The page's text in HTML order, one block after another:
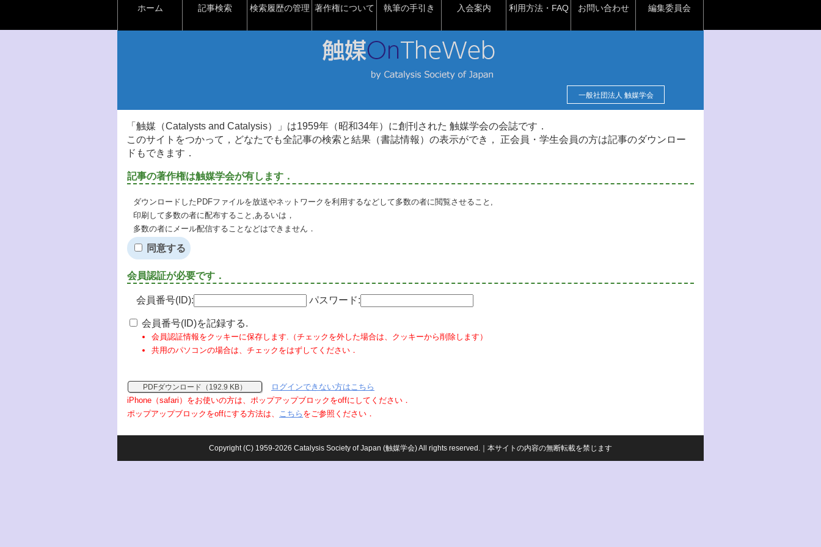
ホーム 記事検索 検索履歴の管理 著作権について 執筆の手引き 入会案内 利用方法・FAQ お問い合わせ 編集委員会
一般社団法人 触媒学会
「触媒（Catalysts and Catalysis）」は1959年（昭和34年）に創刊された 触媒学会の会誌です．
このサイトをつかって，どなたでも全記事の検索と結果（書誌情報）の表示ができ， 正会員・学生会員の方は記事のダウンロー
ドもできます．
記事の著作権は触媒学会が有します．
ダウンロードしたPDFファイルを放送やネットワークを利用するなどして多数の者に閲覧させること,
印刷して多数の者に配布すること,あるいは，
多数の者にメール配信することなどはできません．
同意する
会員認証が必要です．
会員番号(ID): パスワード:
会員番号(ID)を記録する.
会員認証情報をクッキーに保存します.（チェックを外した場合は、クッキーから削除します）
共用のパソコンの場合は、チェックをはずしてください．
PDFダウンロード（192.9 KB）
ログインできない方はこちら
iPhone（safari）をお使いの方は、ポップアップブロックをoffにしてください．
ポップアップブロックをoffにする方法は、 こちら をご参照ください．
Copyright (C) 1959-2026 Catalysis Society of Japan (触媒学会) All rights reserved.｜本サイトの内容の無断転載を禁じます